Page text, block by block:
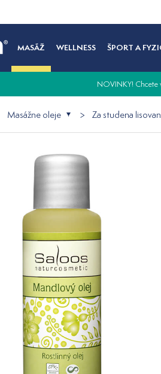
MASÁŽ WELLNESS ŠPORT A
NOVINKY! Chcete
Masážne oleje Za studena